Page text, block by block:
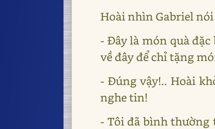
Hoài nhìn Gabriel
- Đây là món quà
về đây để chỉ tặng
- Đúng vậy!.. Hoài
nghe tin!
- Tôi đã bình thường